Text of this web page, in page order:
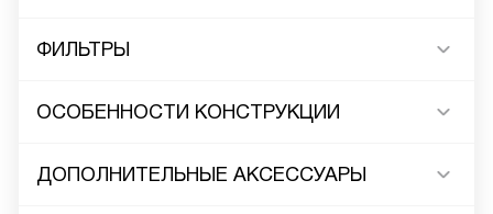
ФИЛЬТРЫ
ОСОБЕННОСТИ КОНСТРУКЦИИ
ДОПОЛНИТЕЛЬНЫЕ АКСЕССУАРЫ